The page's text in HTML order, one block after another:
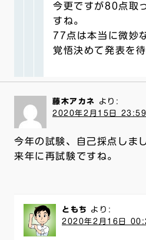
今更ですが80点取
すね。
77点は本当に微妙
覚悟決めて発表を
藤木アカネ
より:
2020年2月15日 23:59
今年の試験、自己採点しま
来年に再試験ですね。
ともち
より:
2020年2月16日